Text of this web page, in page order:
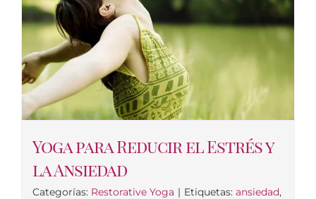
Yoga para Reducir el Estrés y
la Ansiedad
Categorías: Restorative Yoga | Etiquetas: ansiedad,